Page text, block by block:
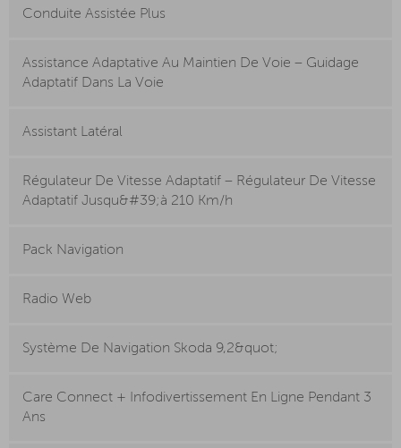
Conduite Assistée Plus
Assistance Adaptative Au Maintien De Voie – Guidage
Adaptatif Dans La Voie
Assistant Latéral
Régulateur De Vitesse Adaptatif – Régulateur De Vitesse
Adaptatif Jusqu&#39;à 210 Km/h
Pack Navigation
Radio Web
Système De Navigation Skoda 9,2&quot;
Care Connect + Infodivertissement En Ligne Pendant 3
Ans